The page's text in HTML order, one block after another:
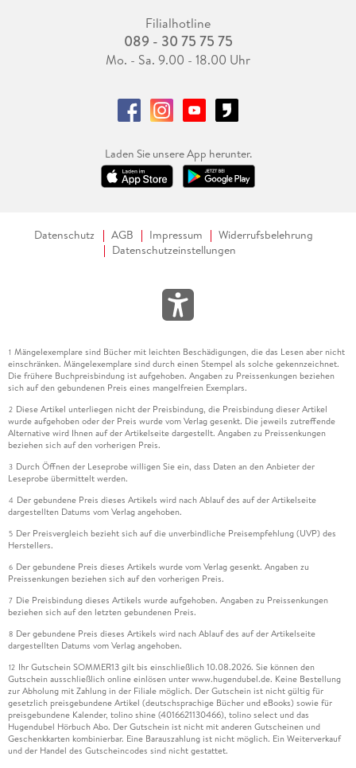
Filialhotline
089 - 30 75 75 75
Mo. - Sa. 9.00 - 18.00 Uhr
Laden Sie unsere App herunter.
Datenschutz AGB Impressum
Widerrufsbelehrung
Datenschutzeinstellungen
1 Mängelexemplare sind Bücher mit leichten Beschädigungen, die das Lesen aber nicht
einschränken. Mängelexemplare sind durch einen Stempel als solche gekennzeichnet.
Die frühere Buchpreisbindung ist aufgehoben. Angaben zu Preissenkungen beziehen
sich auf den gebundenen Preis eines mangelfreien Exemplars.
2 Diese Artikel unterliegen nicht der Preisbindung, die Preisbindung dieser Artikel
wurde aufgehoben oder der Preis wurde vom Verlag gesenkt. Die jeweils zutreffende
Alternative wird Ihnen auf der Artikelseite dargestellt. Angaben zu Preissenkungen
beziehen sich auf den vorherigen Preis.
3 Durch Öffnen der Leseprobe willigen Sie ein, dass Daten an den Anbieter der
Leseprobe übermittelt werden.
4 Der gebundene Preis dieses Artikels wird nach Ablauf des auf der Artikelseite
dargestellten Datums vom Verlag angehoben.
5 Der Preisvergleich bezieht sich auf die unverbindliche Preisempfehlung (UVP) des
Herstellers.
6 Der gebundene Preis dieses Artikels wurde vom Verlag gesenkt. Angaben zu
Preissenkungen beziehen sich auf den vorherigen Preis.
7 Die Preisbindung dieses Artikels wurde aufgehoben. Angaben zu Preissenkungen
beziehen sich auf den letzten gebundenen Preis.
8 Der gebundene Preis dieses Artikels wird nach Ablauf des auf der Artikelseite
dargestellten Datums vom Verlag angehoben.
12 Ihr Gutschein SOMMER13 gilt bis einschließlich 10.08.2026. Sie können den
Gutschein ausschließlich online einlösen unter www.hugendubel.de. Keine Bestellung
zur Abholung mit Zahlung in der Filiale möglich. Der Gutschein ist nicht gültig für
gesetzlich preisgebundene Artikel (deutschsprachige Bücher und eBooks) sowie für
preisgebundene Kalender, tolino shine (4016621130466), tolino select und das
Hugendubel Hörbuch Abo. Der Gutschein ist nicht mit anderen Gutscheinen und
Geschenkkarten kombinierbar. Eine Barauszahlung ist nicht möglich. Ein Weiterverkauf
und der Handel des Gutscheincodes sind nicht gestattet.